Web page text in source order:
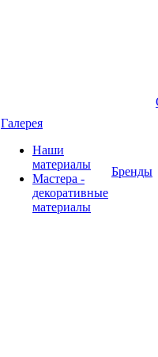
Галерея
Наши
материалы
Мастера -
декоративные
материалы
Бренды